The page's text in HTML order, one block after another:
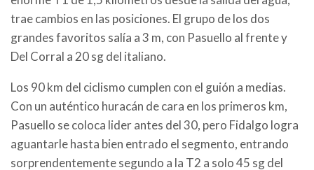
trae cambios en las posiciones. El grupo de los dos
grandes favoritos salía a 3 m, con Pasuello al frente y
Del Corral a 20 sg del italiano.
Los 90 km del ciclismo cumplen con el guión a medias.
Con un auténtico huracán de cara en los primeros km,
Pasuello se coloca lider antes del 30, pero Fidalgo logra
aguantarle hasta bien entrado el segmento, entrando
sorprendentemente segundo a la T2 a solo 45 sg del